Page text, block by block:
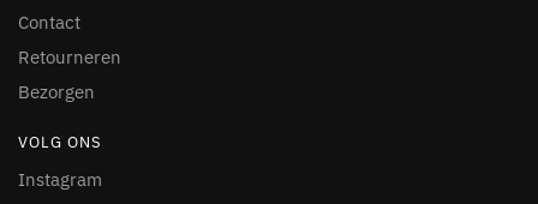
Contact
Retourneren
Bezorgen
VOLG ONS
Instagram